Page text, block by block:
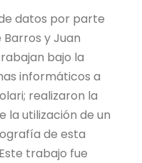
datos por parte
Barros y Juan
bajo la
informáticos a
realizaron la
la utilización de un
de esta
trabajo fue